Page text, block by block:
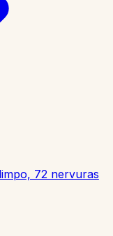
72 nervuras